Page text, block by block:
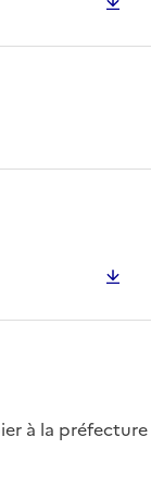
à la préfecture